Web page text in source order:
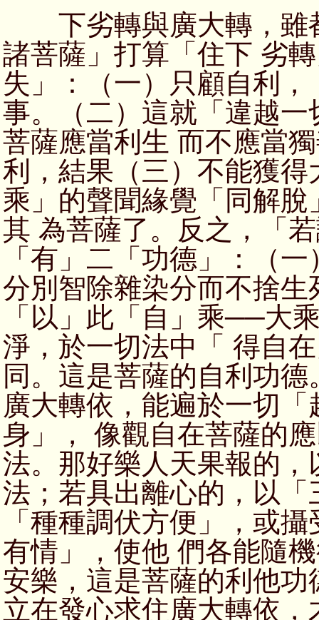
下劣轉與廣大轉，雖
諸菩薩」打算「住下 劣
失」：（一）只顧自利
事。（二）這就「違越
菩薩應當利生 而不應當
利，結果（三）不能獲
乘」的聲聞緣覺「同解
其 為菩薩了。反之，「
「有」二「功德」：（
分別智除雜染分而不捨
「以」此「自」乘──大
淨，於一切法中「 得自
同。這是菩薩的自利功
廣大轉依，能遍於一切
身」， 像觀自在菩薩的
法。那好樂人天果報的
法；若具出離心的，以
「種種調伏方便」，或
有情」，使他 們各能隨
安樂，這是菩薩的利他
立在發心求住廣大轉依